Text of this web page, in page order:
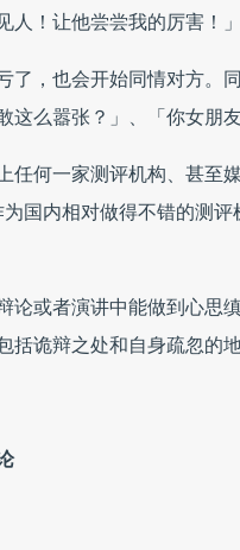
人！让他尝尝我的厉害！」
了，也会开始同情对方。
这么嚣张？」、「你女朋
任何一家测评机构、甚至
为国内相对做得不错的测
论或者演讲中能做到心思
括诡辩之处和自身疏忽的地